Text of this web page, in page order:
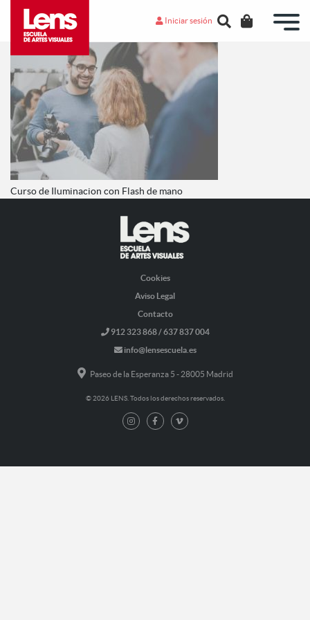
Iniciar sesión
Curso de Iluminacion con Flash de mano
Cookies
Aviso Legal
Contacto
912 323 868 / 637 837 004
info@lensescuela.es
Paseo de la Esperanza 5 - 28005 Madrid
© 2026 LENS. Todos los derechos reservados.